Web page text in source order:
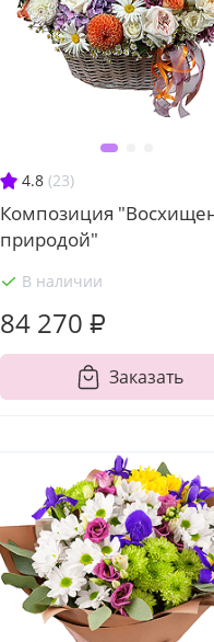
4.8 (23)
Композиция
природой"
В наличии
84 270 ₽
Заказать